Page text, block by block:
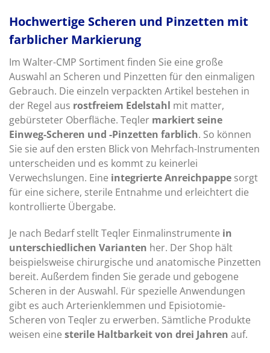
Hochwertige Scheren und Pinzetten mit
farblicher Markierung
Im Walter-CMP Sortiment finden Sie eine große
Auswahl an Scheren und Pinzetten für den einmaligen
Gebrauch. Die einzeln verpackten Artikel bestehen in
der Regel aus rostfreiem Edelstahl mit matter,
gebürsteter Oberfläche. Teqler markiert seine
Einweg-Scheren und -Pinzetten farblich. So können
Sie sie auf den ersten Blick von Mehrfach-Instrumenten
unterscheiden und es kommt zu keinerlei
Verwechslungen. Eine integrierte Anreichpappe sorgt
für eine sichere, sterile Entnahme und erleichtert die
kontrollierte Übergabe.
Je nach Bedarf stellt Teqler Einmalinstrumente in
unterschiedlichen Varianten her. Der Shop hält
beispielsweise chirurgische und anatomische Pinzetten
bereit. Außerdem finden Sie gerade und gebogene
Scheren in der Auswahl. Für spezielle Anwendungen
gibt es auch Arterienklemmen und Episiotomie-
Scheren von Teqler zu erwerben. Sämtliche Produkte
weisen eine sterile Haltbarkeit von drei Jahren auf.